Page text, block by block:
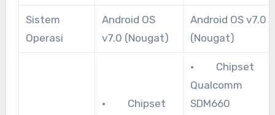
Sistem
Operasi
Android OS
v7.0 (Nougat)
Android OS v7.0
(Nougat)
· Chipset
· Chipset
Qualcomm
SDM660